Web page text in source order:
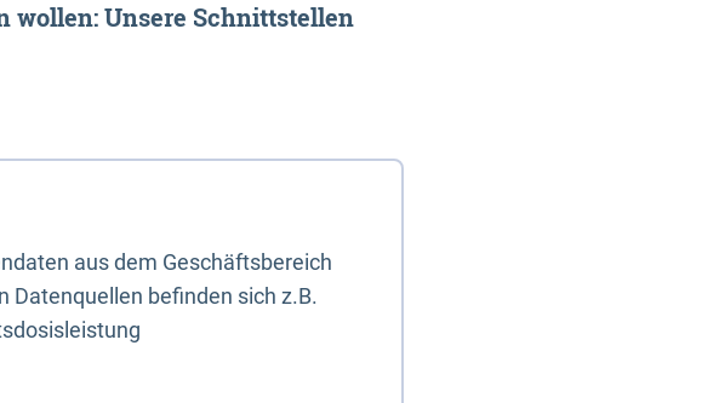
wollen: Unsere Schnittstellen
aus dem Geschäftsbereich
befinden sich z.B.